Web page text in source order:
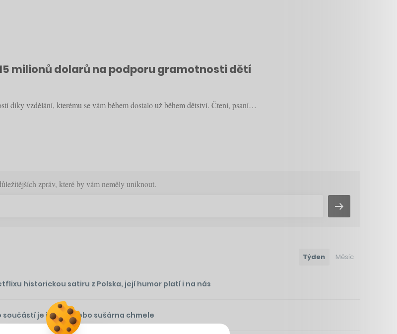
15 milionů dolarů na podporu gramotnosti dětí
díky vzdělání, kterému se vám během dostalo už během dětství. Čtení, psaní…
zpráv, které by vám neměly uniknout.
Týden Měsíc
historickou satiru z Polska, její humor platí i na nás
je i sýpka nebo sušárna chmele